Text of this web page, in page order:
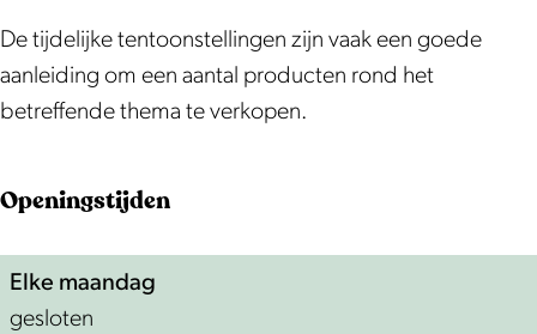
d n
d
De tijdelijke tentoonstellingen zijn vaak een goede
aanleiding om een aantal producten rond het
betreffende thema te verkopen.
Openingstijden
Elke maandag
gesloten